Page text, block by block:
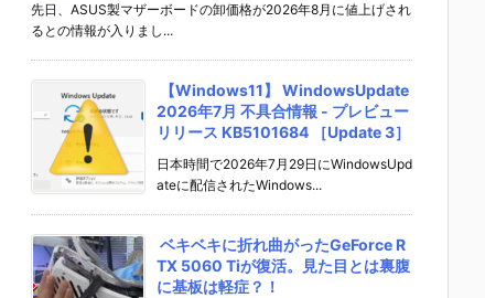
先日、ASUS製マザーボードの卸価格が2026年8月に値上げされ
るとの情報が入りまし...
【Windows11】 WindowsUpdate
2026年7月 不具合情報 - プレビュー
リリース KB5101684 ［Update 3］
日本時間で2026年7月29日にWindowsUpd
ateに配信されたWindows...
ベキベキに折れ曲がったGeForce R
TX 5060 Tiが復活。見た目とは裏腹
に基板は軽症？！